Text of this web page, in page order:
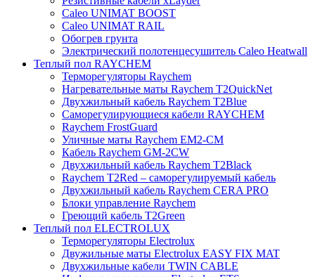
Caleo UNIMAT BOOST
Caleo UNIMAT RAIL
Обогрев грунта
Электрический полотенцесушитель Caleo Heatwall
Теплый пол RAYCHEM
Терморегуляторы Raychem
Нагревательные маты Raychem T2QuickNet
Двухжильный кабель Raychem T2Blue
Саморегулирующиеся кабели RAYCHEM
Raychem FrostGuard
Уличные маты Raychem EM2-CM
Кабель Raychem GM-2CW
Двухжильный кабель Raychem T2Black
Raychem T2Red – саморегулируемый кабель
Двухжильный кабель Raychem CERA PRO
Блоки управление Raychem
Греющий кабель T2Green
Теплый пол ELECTROLUX
Терморегуляторы Electrolux
Двужильные маты Electrolux EASY FIX MAT
Двухжильные кабели TWIN CABLE